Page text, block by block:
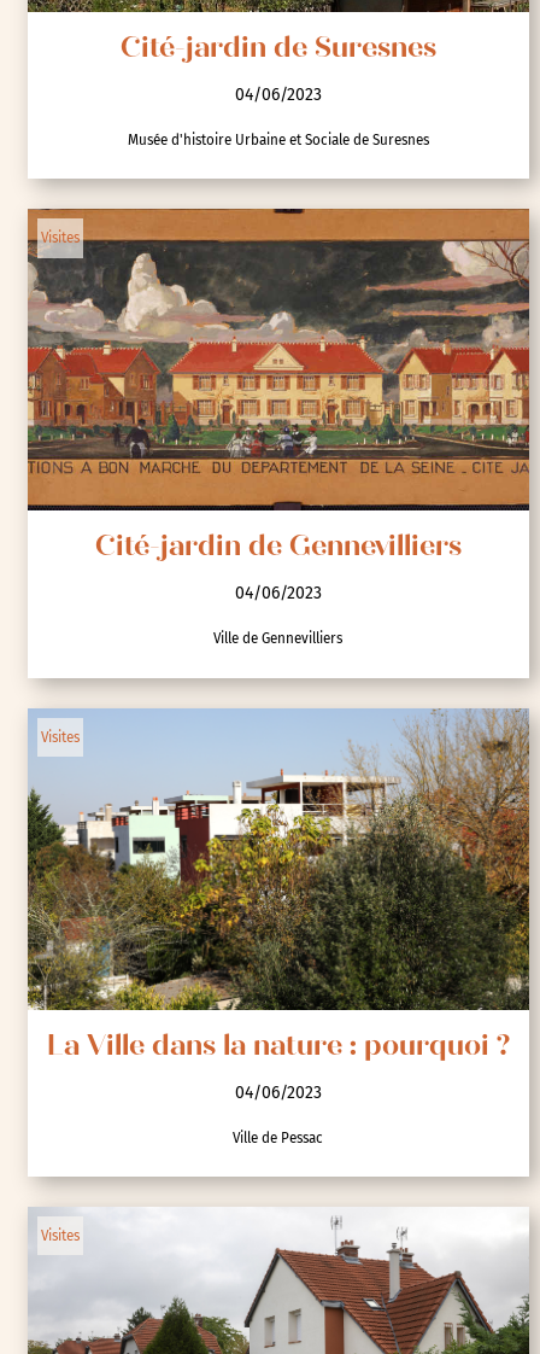
Cité-jardin de Suresnes
04/06/2023
Musée d'histoire Urbaine et Sociale de Suresnes
Visites
Cité-jardin de Gennevilliers
04/06/2023
Ville de Gennevilliers
Visites
La Ville dans la nature : pourquoi ?
04/06/2023
Ville de Pessac
Visites